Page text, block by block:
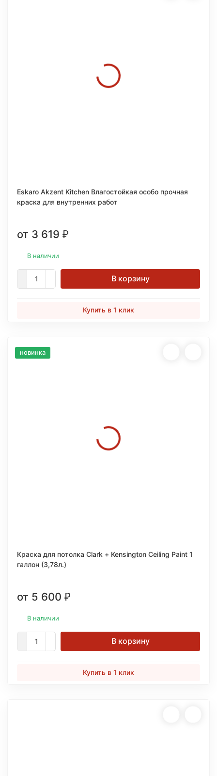
Eskaro Akzent Kitchen Влагостойкая особо прочная
краска для внутренних работ
от 3 619 ₽
В наличии
В корзину
Купить в 1 клик
новинка
Краска для потолка Clark + Kensington Ceiling Paint 1
галлон (3,78л.)
от 5 600 ₽
В наличии
В корзину
Купить в 1 клик